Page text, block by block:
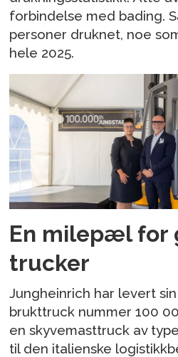
forbindelse med bading.
personer druknet, noe
hele 2025.
En milepæl for
trucker
Jungheinrich har levert
brukttruck nummer 100
en skyvemasttruck av
til den italienske